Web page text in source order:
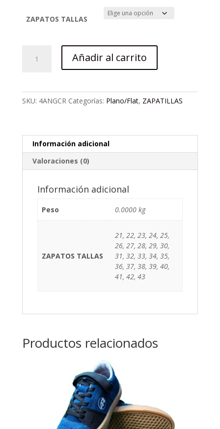
precios:
desde
hasta
$188,000
ZAPATOS TALLAS
NEGRO
Añadir al carrito
SKU: 4ANGCR Categorías: Plano/Flat, ZAPATILLAS
Información adicional
Valoraciones (0)
Información adicional
Peso 0.0000 kg
ZAPATOS TALLAS
21, 22, 23, 24, 25,
26, 27, 28, 29, 30,
31, 32, 33, 34, 35,
36, 37, 38, 39, 40,
41, 42, 43
Productos relacionados